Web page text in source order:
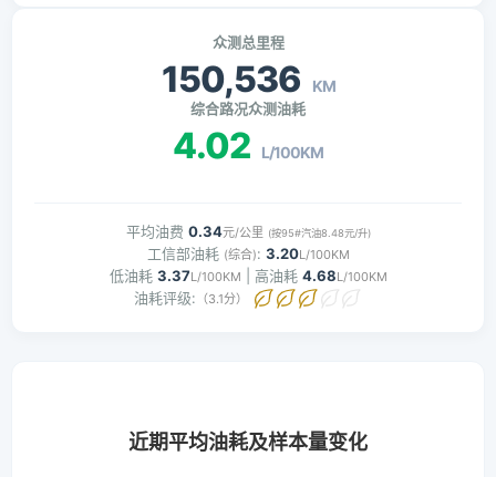
众测总里程
150,536 KM
综合路况众测油耗
4.02 L/100KM
平均油费 0.34元/公里 (按95#汽油8.48元/升)
工信部油耗 (综合): 3.20L/100KM
低油耗 3.37L/100KM | 高油耗 4.68L/100KM
油耗评级: （3.1分）